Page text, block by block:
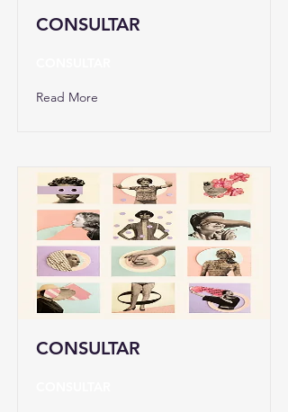
CONSULTAR
Read More
CONSULTAR